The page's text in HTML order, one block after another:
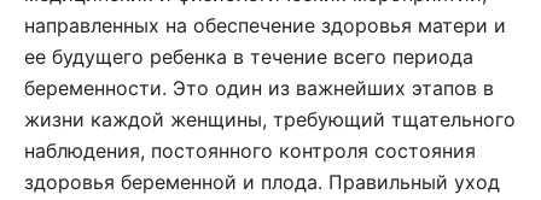
направленных на обеспечение здоровья матери и
ее будущего ребенка в течение всего периода
беременности. Это один из важнейших этапов в
жизни каждой женщины, требующий тщательного
наблюдения, постоянного контроля состояния
здоровья беременной и плода. Правильный уход